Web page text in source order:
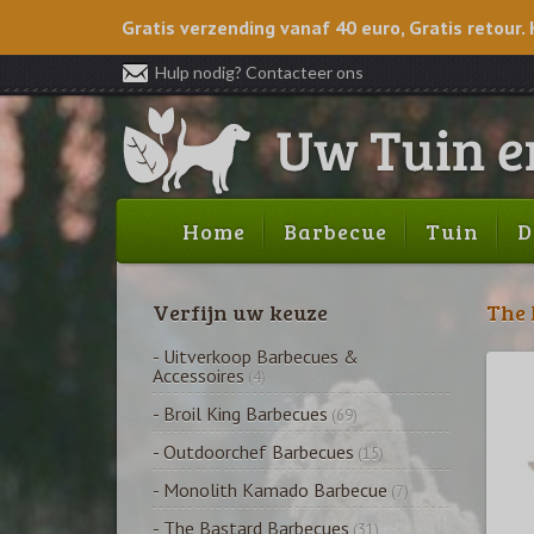
Gratis verzending vanaf 40 euro, Gratis retour.
Hulp nodig? Contacteer ons
Home Barbecue Tuin
The
Verfijn uw keuze
- Uitverkoop Barbecues &
Accessoires (4)
- Broil King Barbecues (69)
- Outdoorchef Barbecues (15)
- Monolith Kamado Barbecue (7)
- The Bastard Barbecues (31)